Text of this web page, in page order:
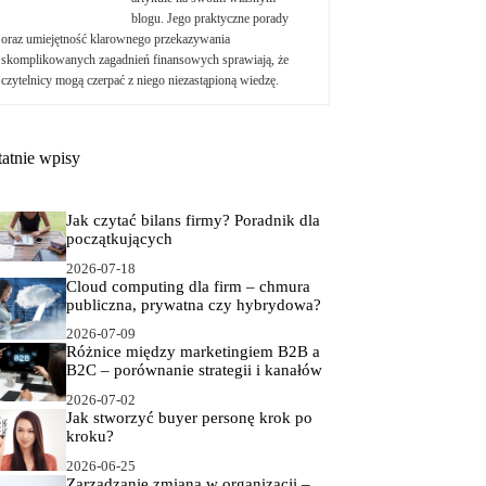
blogu. Jego praktyczne porady
oraz umiejętność klarownego przekazywania
skomplikowanych zagadnień finansowych sprawiają, że
czytelnicy mogą czerpać z niego niezastąpioną wiedzę.
wpisy
Jak czytać bilans firmy? Poradnik dla
początkujących
2026-07-18
Cloud computing dla firm – chmura
publiczna, prywatna czy hybrydowa?
2026-07-09
Różnice między marketingiem B2B a
B2C – porównanie strategii i kanałów
2026-07-02
Jak stworzyć buyer personę krok po
kroku?
2026-06-25